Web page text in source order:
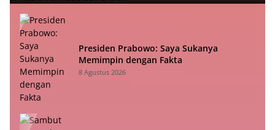
Presiden Prabowo: Saya Sukanya
Memimpin dengan Fakta
8 Agustus 2026